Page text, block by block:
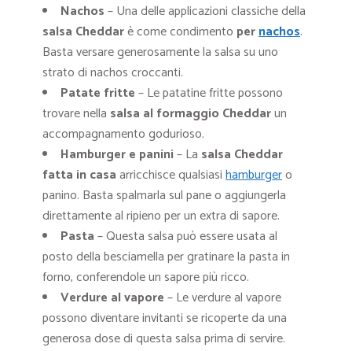
Nachos– Una delle applicazioni classiche della
salsa Cheddarè come condimento pernachos.
Basta versare generosamente la salsa su uno
strato di nachos croccanti.
Patate fritte– Le patatine fritte possono
trovare nella salsa al formaggio Cheddarun
accompagnamento godurioso.
Hamburger e panini– La salsa Cheddar
fatta in casaarricchisce qualsiasihamburgero
panino. Basta spalmarla sul pane o aggiungerla
direttamente al ripieno per un extra di sapore.
Pasta– Questa salsa può essere usata al
posto della besciamella per gratinare la pasta in
forno, conferendole un sapore più ricco.
Verdure al vapore– Le verdure al vapore
possono diventare invitanti se ricoperte da una
generosa dose di questa salsa prima di servire.